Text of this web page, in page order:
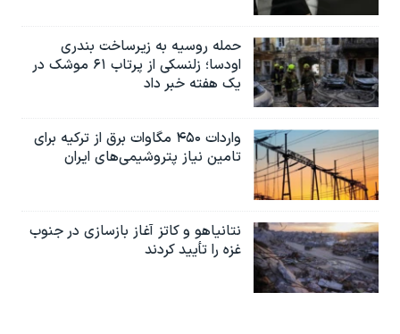
حمله روسیه به زیرساخت بندری
اودسا؛ زلنسکی از پرتاب ۶۱ موشک در
یک هفته خبر داد
واردات ۴۵۰ مگاوات برق از ترکیه برای
تامین نیاز پتروشیمی‌های ایران
نتانیاهو و کاتز آغاز بازسازی در جنوب
غزه را تأیید کردند